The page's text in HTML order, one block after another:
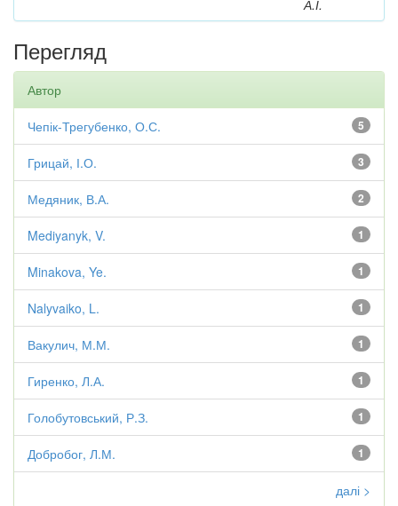
А.І.
Перегляд
Автор
5
Чепік-Трегубенко, О.С.
3
Грицай, І.О.
2
Медяник, В.А.
1
Mediyanyk, V.
1
Minakova, Ye.
1
Nalyvaiko, L.
1
Вакулич, М.М.
1
Гиренко, Л.А.
1
Голобутовський, Р.З.
1
Добробог, Л.М.
далі >